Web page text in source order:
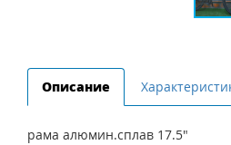
Описание
рама алюмин.сплав 17.5"